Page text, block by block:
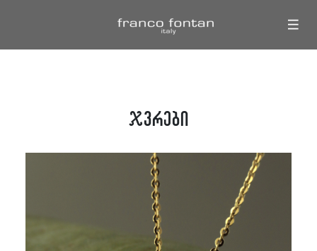
|||
ჯვრები